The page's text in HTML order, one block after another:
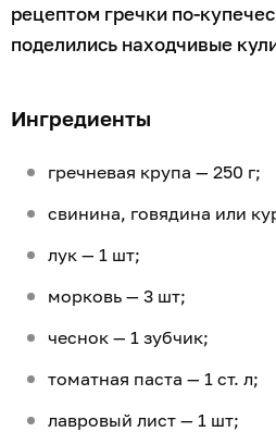
рецептом гречки по-
поделились находчивые
Ингредиенты
гречневая крупа — 250 г;
свинина, говядина или
лук — 1 шт;
морковь — 3 шт;
чеснок — 1 зубчик;
томатная паста — 1 ст. л;
лавровый лист — 1 шт;